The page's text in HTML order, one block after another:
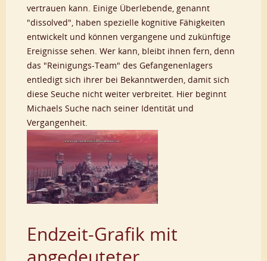
vertrauen kann. Einige Überlebende, genannt
"dissolved", haben spezielle kognitive Fähigkeiten
entwickelt und können vergangene und zukünftige
Ereignisse sehen. Wer kann, bleibt ihnen fern, denn
das "Reinigungs-Team" des Gefangenenlagers
entledigt sich ihrer bei Bekanntwerden, damit sich
diese Seuche nicht weiter verbreitet. Hier beginnt
Michaels Suche nach seiner Identität und
Vergangenheit.
Endzeit-Grafik mit